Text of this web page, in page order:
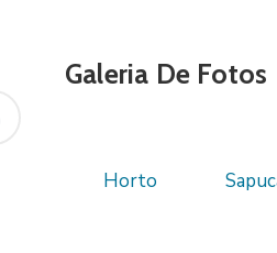
Galeria De Fotos
Horto